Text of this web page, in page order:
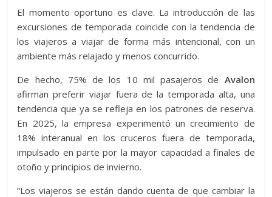
El momento oportuno es clave. La introducción de las
excursiones de temporada coincide con la tendencia de
los viajeros a viajar de forma más intencional, con un
ambiente más relajado y menos concurrido.
De hecho, 75% de los 10 mil pasajeros de Avalon
afirman preferir viajar fuera de la temporada alta, una
tendencia que ya se refleja en los patrones de reserva.
En 2025, la empresa experimentó un crecimiento de
18% interanual en los cruceros fuera de temporada,
impulsado en parte por la mayor capacidad a finales de
otoño y principios de invierno.
“Los viajeros se están dando cuenta de que cambiar la